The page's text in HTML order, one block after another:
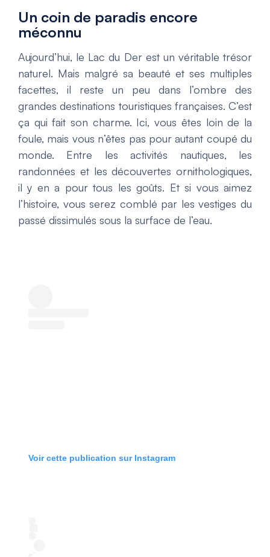
Un coin de paradis encore
méconnu
Aujourd’hui, le Lac du Der est un véritable trésor
naturel. Mais malgré sa beauté et ses multiples
facettes, il reste un peu dans l’ombre des
grandes destinations touristiques françaises. C’est
ça qui fait son charme. Ici, vous êtes loin de la
foule, mais vous n’êtes pas pour autant coupé du
monde. Entre les activités nautiques, les
randonnées et les découvertes ornithologiques,
il y en a pour tous les goûts. Et si vous aimez
l’histoire, vous serez comblé par les vestiges du
passé dissimulés sous la surface de l’eau.
Voir cette publication sur Instagram